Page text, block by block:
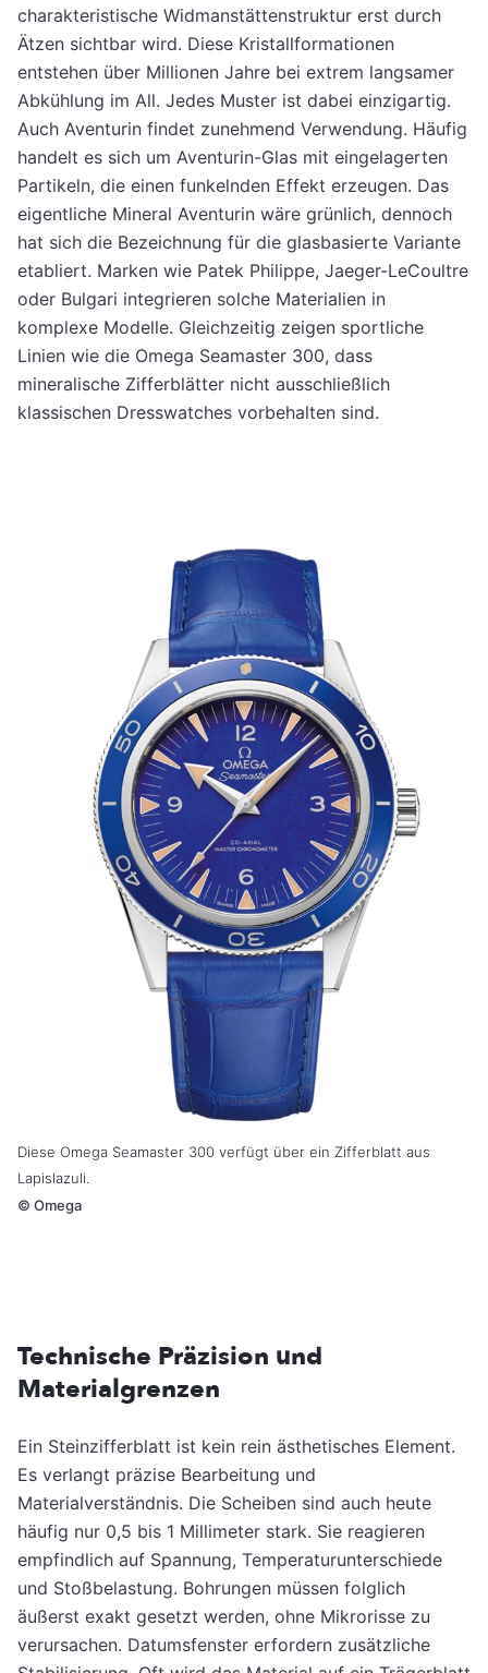
charakteristische Widmanstättenstruktur erst durch
Ätzen sichtbar wird. Diese Kristallformationen
entstehen über Millionen Jahre bei extrem langsamer
Abkühlung im All. Jedes Muster ist dabei einzigartig.
Auch Aventurin findet zunehmend Verwendung. Häufig
handelt es sich um Aventurin-Glas mit eingelagerten
Partikeln, die einen funkelnden Effekt erzeugen. Das
eigentliche Mineral Aventurin wäre grünlich, dennoch
hat sich die Bezeichnung für die glasbasierte Variante
etabliert. Marken wie Patek Philippe, Jaeger-LeCoultre
oder Bulgari integrieren solche Materialien in
komplexe Modelle. Gleichzeitig zeigen sportliche
Linien wie die Omega Seamaster 300, dass
mineralische Zifferblätter nicht ausschließlich
klassischen Dresswatches vorbehalten sind.
Diese Omega Seamaster 300 verfügt über ein Zifferblatt aus
Lapislazuli.
© Omega
Technische Präzision und
Materialgrenzen
Ein Steinzifferblatt ist kein rein ästhetisches Element.
Es verlangt präzise Bearbeitung und
Materialverständnis. Die Scheiben sind auch heute
häufig nur 0,5 bis 1 Millimeter stark. Sie reagieren
empfindlich auf Spannung, Temperaturunterschiede
und Stoßbelastung. Bohrungen müssen folglich
äußerst exakt gesetzt werden, ohne Mikrorisse zu
verursachen. Datumsfenster erfordern zusätzliche